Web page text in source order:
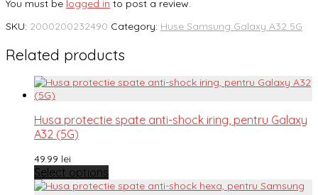
You must be logged in to post a review.
SKU: 2000200232490 Category: Huse Samsung Galaxy A32 5G
Related products
Husa protectie spate anti-shock iring, pentru Galaxy
A32 (5G)
49.99 lei
Select options